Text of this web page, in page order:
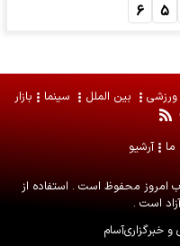
۵ ۶
ورزشی بین الملل سینما بازار
ما آرشیو
امروز محفوظ است . استفاده از
است .
خبرگزاریآسام